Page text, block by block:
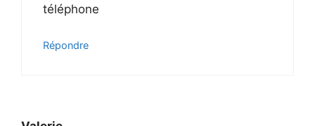
téléphone
Répondre